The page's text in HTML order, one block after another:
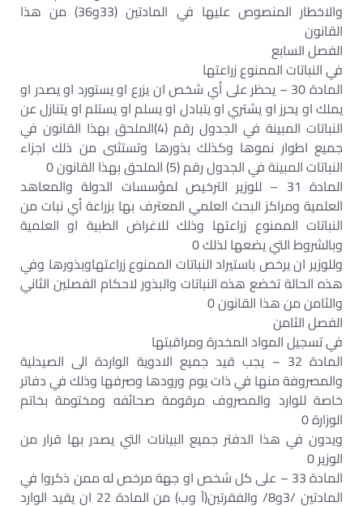
والاخطار المنصوص عليها في المادتين (33و36) من هذا
القانون
الفصل السابع
في النباتات الممنوع زراعتها
المادة 30 – يحظر على أي شخص ان يزرع او يستورد او يصدر او
يملك او يحرز او يشتري او يتبادل او يسلم او يستلم او يتنازل عن
النباتات المبينة في الجدول رقم (4)الملحق بهذا القانون في
جميع اطوار نموها وكذلك بذورها وتستثنى من ذلك اجزاء
النباتات المبينة في الجدول رقم (5) الملحق بهذا القانون 0
المادة 31 – للوزير الترخيص لمؤسسات الدولة والمعاهد
العلمية ومراكز البحث العلمي المعترف بها بزراعة أي نبات من
النباتات الممنوع زراعتها وذلك للاغراض الطبية او العلمية
وبالشروط التي يضعها لذلك 0
وللوزير ان يرخص باستيراد النباتات الممنوع زراعتهاوبذورها وفي
هذه الحالة تخضع هذه النباتات والبذور لاحكام الفصلين الثاني
والثامن من هذا القانون 0
الفصل الثامن
في تسجيل المواد المخدرة ومراقبتها
المادة 32 – يجب قيد جميع الادوية الواردة الى الصيدلية
والمصروفة منها في ذات يوم ورودها وصرفها وذلك في دفاتر
خاصة للوارد والمصروف مرقومة صحائفه ومختومة بخاتم
الوزارة 0
ويدون في هذا الدفتر جميع البيانات التي يصدر بها قرار من
الوزير 0
المادة 33 – على كل شخص او جهة مرخص له ممن ذكروا في
المادتين /3و8/ والفقرتين(آ وب) من المادة 22 ان يقيد الوارد